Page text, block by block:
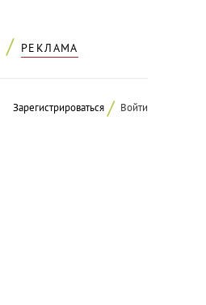
РЕКЛАМА
Зарегистрироваться Войти